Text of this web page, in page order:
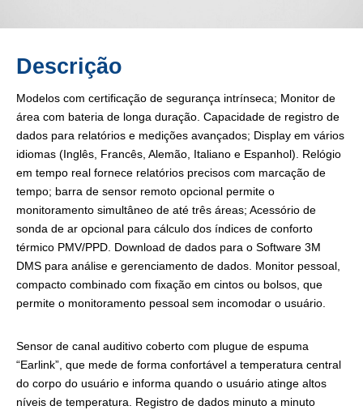
Descrição
Modelos com certificação de segurança intrínseca; Monitor de
área com bateria de longa duração. Capacidade de registro de
dados para relatórios e medições avançados; Display em vários
idiomas (Inglês, Francês, Alemão, Italiano e Espanhol). Relógio
em tempo real fornece relatórios precisos com marcação de
tempo; barra de sensor remoto opcional permite o
monitoramento simultâneo de até três áreas; Acessório de
sonda de ar opcional para cálculo dos índices de conforto
térmico PMV/PPD. Download de dados para o Software 3M
DMS para análise e gerenciamento de dados. Monitor pessoal,
compacto combinado com fixação em cintos ou bolsos, que
permite o monitoramento pessoal sem incomodar o usuário.
Sensor de canal auditivo coberto com plugue de espuma
“Earlink”, que mede de forma confortável a temperatura central
do corpo do usuário e informa quando o usuário atinge altos
níveis de temperatura. Registro de dados minuto a minuto